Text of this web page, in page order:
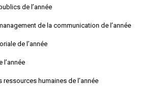
de l’année
de la communication de l’année
de l’année
l’année
humaines de l’année